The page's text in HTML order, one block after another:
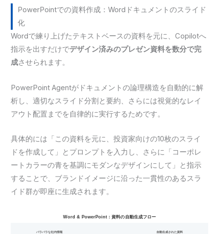
PowerPointでの資料作成：Wordドキュメントのスライド
化
Wordで練り上げたテキストベースの資料を元に、Copilotへ
指示を出すだけでデザイン済みのプレゼン資料を数分で完
成させられます。
PowerPoint Agentがドキュメントの論理構造を自動的に解
析し、適切なスライド分割と要約、さらには視覚的なレイ
アウト配置までを自律的に実行するためです。
具体的には「この資料を元に、投資家向けの10枚のスライ
ドを作成して」とプロンプトを入力し、さらに「コーポレ
ートカラーの青を基調にモダンなデザインにして」と指示
することで、ブランドイメージに沿った一貫性のあるスラ
イド群が即座に生成されます。